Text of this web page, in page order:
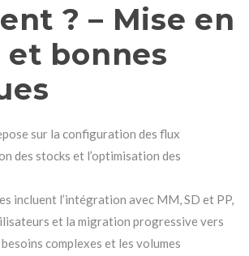
? – Mise en
bonnes
sur la configuration des flux
des stocks et l’optimisation des
incluent l’intégration avec MM, SD et PP,
et la migration progressive vers
complexes et les volumes